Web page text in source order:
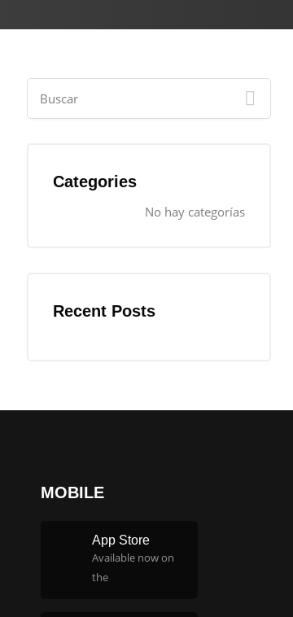
Categories
No hay categorías
Recent Posts
MOBILE
App Store
Available now on
the